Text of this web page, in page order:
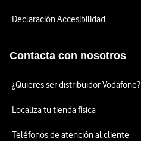
Declaración Accesibilidad
Contacta con nosotros
¿Quieres ser distribuidor Vodafone?
Localiza tu tienda física
Teléfonos de atención al cliente